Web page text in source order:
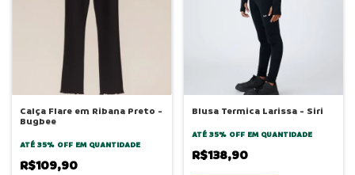
Calça Flare em Ribana Preto -
Bugbee
ATÉ 35% OFF EM QUANTIDADE
R$109,90
Blusa Termica Larissa - Siri
ATÉ 35% OFF EM QUANTIDADE
R$138,90